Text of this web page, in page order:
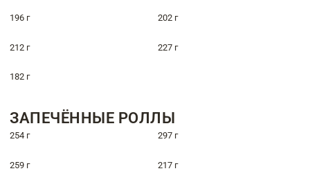
196 г 202 г
212 г 227 г
182 г
ЗАПЕЧЁННЫЕ РОЛЛЫ
254 г 297 г
259 г 217 г